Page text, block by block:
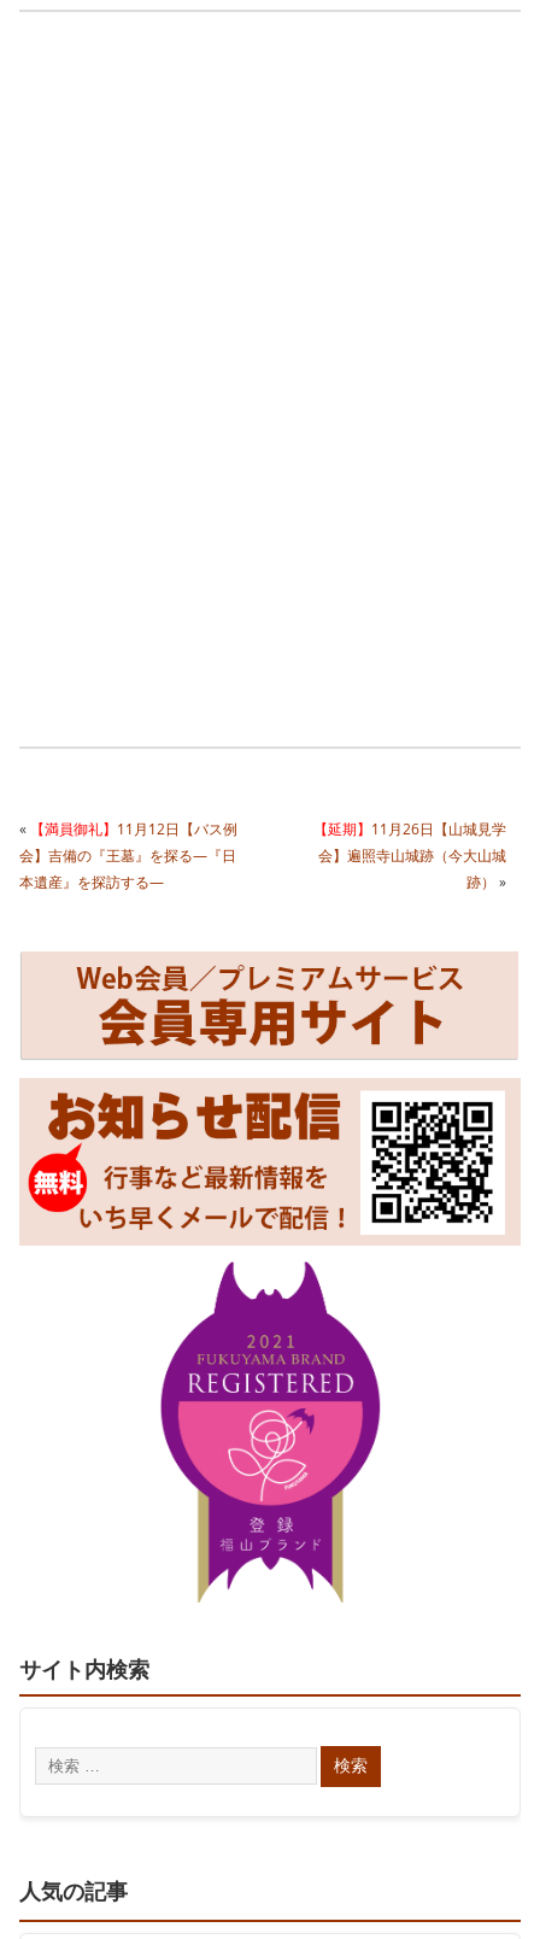
« 【満員御礼】 11月12日【バス例
会】吉備の『王墓』を探る―『日
本遺産』を探訪する―
【延期】 11月26日【山城見学
会】遍照寺山城跡（今大山城
跡） »
サイト内検索
人気の記事